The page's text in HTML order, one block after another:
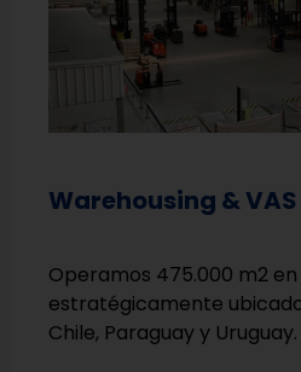
Warehousing & VAS
Operamos 475.000 m2 en
estratégicamente
Chile, Paraguay y Uruguay.